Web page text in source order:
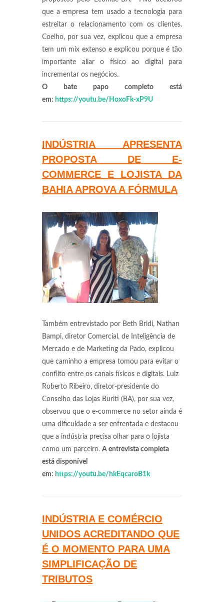
que a empresa tem usado a tecnologia para
estreitar o relacionamento com os clientes.
Coelho, por sua vez, explicou que a empresa
tem um mix extenso e explicou porque é tão
importante aliar o físico ao digital para
incrementar os negócios.
O bate papo completo está
em: https://youtu.be/HoxoFk-xP9U
INDÚSTRIA APRESENTA
PROPOSTA DE E-
COMMERCE E LOJISTA DA
BAHIA APROVA A FÓRMULA
Também entrevistado por Beth Bridi, Nathan
Bampi, diretor Comercial, de Inteligência de
Mercado e de Marketing da Pado, explicou
que caminho a empresa tomou para evitar o
conflito entre os canais físicos e digitais. Luiz
Roberto Ribeiro, diretor-presidente do
Conselho das Lojas Buriti (BA), por sua vez,
observou que o e-commerce no setor ainda é
uma dificuldade a ser enfrentada e destacou
que a indústria precisa olhar para o lojista
como um parceiro. A entrevista completa
está disponível
em: https://youtu.be/hkEqcaroB1k
INDÚSTRIA E COMÉRCIO
UNIDOS ACREDITANDO QUE
É O MOMENTO PARA UMA
SIMPLIFICAÇÃO DE
TRIBUTOS